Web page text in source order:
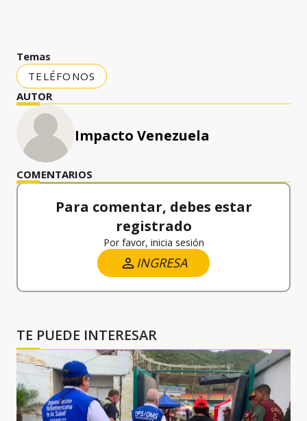
Temas
TELÉFONOS
AUTOR
Impacto Venezuela
COMENTARIOS
Para comentar, debes estar
registrado
Por favor, inicia sesión
INGRESA
TE PUEDE INTERESAR